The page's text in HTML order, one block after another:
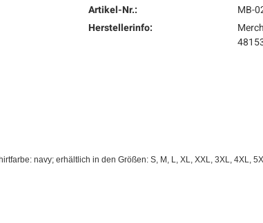
Artikel-Nr.:
MB-
Herstellerinfo:
navy; erhältlich in den Größen: S, M, L, XL, XXL, 3XL, 4XL,